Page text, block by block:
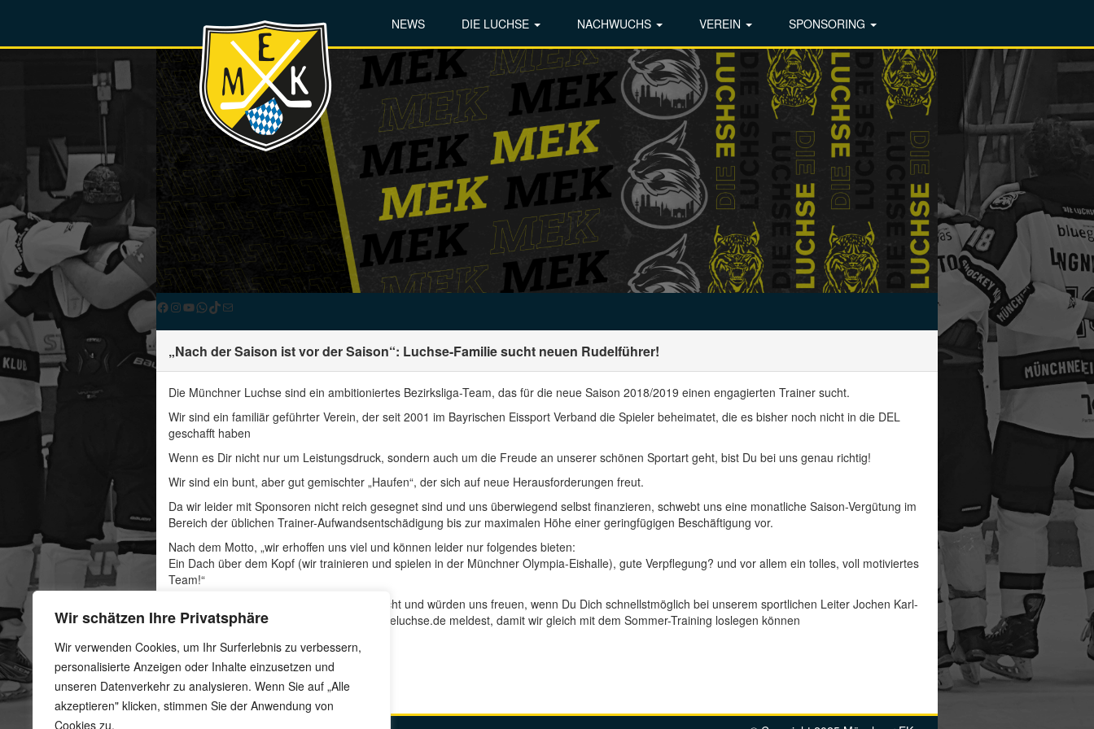
Wir schätzen Ihre Privatsphäre
Wir verwenden Cookies, um Ihr Surferlebnis zu verbessern,
personalisierte Anzeigen oder Inhalte einzusetzen und
unseren Datenverkehr zu analysieren. Wenn Sie auf „Alle
akzeptieren" klicken, stimmen Sie der Anwendung von
Cookies zu.
NEWS DIE LUCHSE NACHWUCHS VEREIN SPONSORING
Facebook
Instagram
YouTube
WhatsApp
TikTok
E-Mail
„Nach der Saison ist vor der Saison“: Luchse-Familie sucht neuen Rudelführer!
Die Münchner Luchse sind ein ambitioniertes Bezirksliga-Team, das für die neue Saison 2018/2019 einen engagierten Trainer sucht.
Wir sind ein familiär geführter Verein, der seit 2001 im Bayrischen Eissport Verband die Spieler beheimatet, die es bisher noch nicht in die DEL
geschafft haben
Wenn es Dir nicht nur um Leistungsdruck, sondern auch um die Freude an unserer schönen Sportart geht, bist Du bei uns genau richtig!
Wir sind ein bunt, aber gut gemischter „Haufen“, der sich auf neue Herausforderungen freut.
Da wir leider mit Sponsoren nicht reich gesegnet sind und uns überwiegend selbst finanzieren, schwebt uns eine monatliche Saison-Vergütung im
Bereich der üblichen Trainer-Aufwandsentschädigung bis zur maximalen Höhe einer geringfügigen Beschäftigung vor.
Nach dem Motto, „wir erhoffen uns viel und können leider nur folgendes bieten:
Ein Dach über dem Kopf (wir trainieren und spielen in der Münchner Olympia-Eishalle), gute Verpflegung? und vor allem ein tolles, voll motiviertes
Team!“
Wir hoffen, wir haben dich neugierig gemacht und würden uns freuen, wenn Du Dich schnellstmöglich bei unserem sportlichen Leiter Jochen Karl-
Zuppardo unter der Email-Adresse info@dieluchse.de meldest, damit wir gleich mit dem Sommer-Training loslegen können
Also, bis gleich…..
Die Luchse